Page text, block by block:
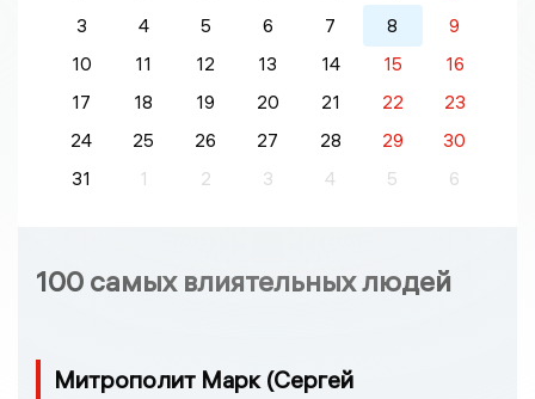
3
4 5 6 7 8
9
10
11 12 13 14 15
16
17
18 19 20 21 22
23
24
25 26 27 28 29
30
31
1 2 3 4 5 6
100 самых влиятельных людей
Митрополит Марк (Сергей